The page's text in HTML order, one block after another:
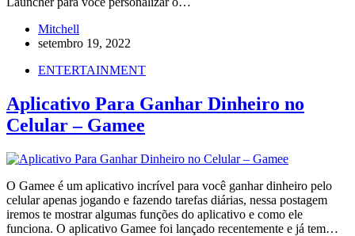
Mitchell
setembro 19, 2022
ENTERTAINMENT
Aplicativo Para Ganhar Dinheiro no
Celular – Gamee
O Gamee é um aplicativo incrível para você ganhar dinheiro pelo
celular apenas jogando e fazendo tarefas diárias, nessa postagem
iremos te mostrar algumas funções do aplicativo e como ele
funciona. O aplicativo Gamee foi lançado recentemente e já tem…